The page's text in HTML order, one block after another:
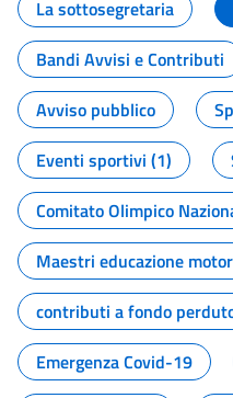
La sottosegretaria
Bandi Avvisi e Contributi
Avviso pubblico
Eventi sportivi (1)
Comitato Olimpico
Maestri educazione
contributi a fondo
Emergenza Covid-19